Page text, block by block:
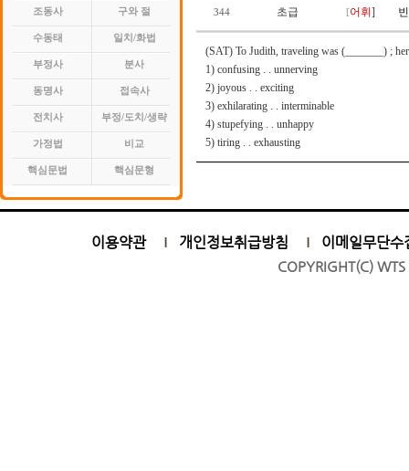
조동사 구와 절
수동태 일치/화법
부정사 분사
동명사 접속사
전치사 부정/도치/생략
가정법 비교
핵심문법 핵심문형
344 초급 [어휘 ]
(SAT) To Judith, traveling was (_______) ;
1) confusing . . unnerving
2) joyous . . exciting
3) exhilarating . . interminable
4) stupefying . . unhappy
5) tiring . . exhausting
이용약관 개인정보취급방침 이메일무단수
COPYRIGHT(C)